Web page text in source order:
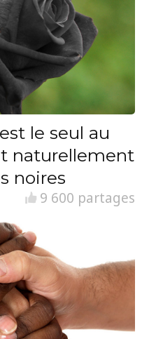
le seul au
naturellement
noires
9 600 partages